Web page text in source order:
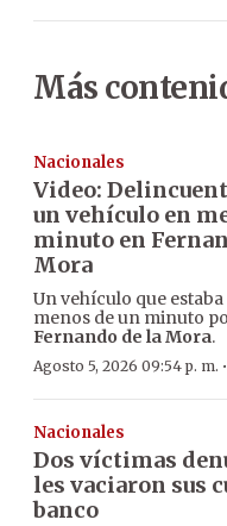
Más
Nacionales
Video:
un vehículo en
minuto en
Mora
Un vehículo que
menos de un minuto
Fernando de la Mora.
Agosto 5, 2026 09:54 p. m. ·
Nacionales
Dos víctimas
les vaciaron sus
banco